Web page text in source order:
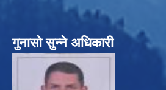
गुनासो सुन्ने अधिकारी